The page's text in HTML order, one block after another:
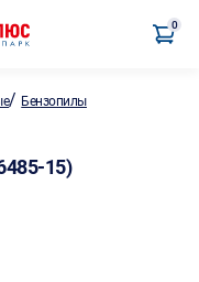
0
/ Бензопилы
15)